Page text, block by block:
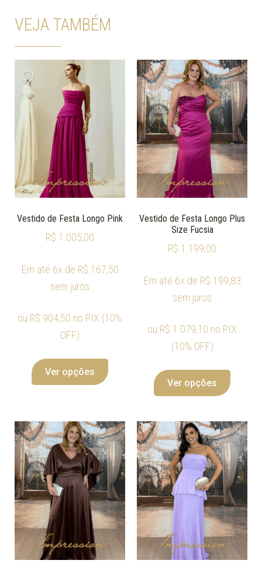
VEJA TAMBÉM
Vestido de Festa Longo Pink
R$ 1.005,00
Em até 6x de R$ 167,50
sem juros
ou R$ 904,50 no PIX (10%
OFF)
Ver opções
Vestido de Festa Longo Plus
Size Fucsia
R$ 1.199,00
Em até 6x de R$ 199,83
sem juros
ou R$ 1.079,10 no PIX
(10% OFF)
Ver opções